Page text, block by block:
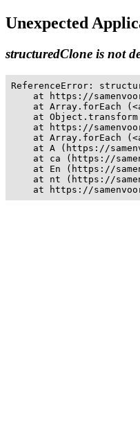
Unexpected
structuredClone is not
ReferenceError:
at https://
at Array.forEach
at
at https://
at Array.forEach
at A (https://
at ca (https://
at En (https://
at nt (https://
at https://